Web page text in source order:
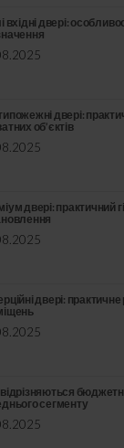
вхідні двері:
двері:
об’єктів
двері: практичний
двері:
бюджетні
сегменту